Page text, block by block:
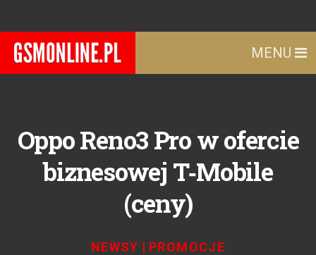
MENU
Oppo Reno3 Pro w ofercie
biznesowej T‑Mobile
(ceny)
NEWSY | PROMOCJE